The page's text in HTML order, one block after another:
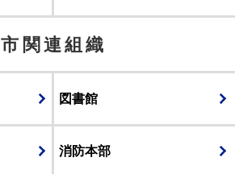
市関連組織
図書館
消防本部